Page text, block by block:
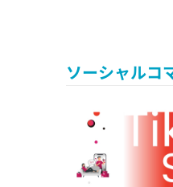
ソーシャルコ